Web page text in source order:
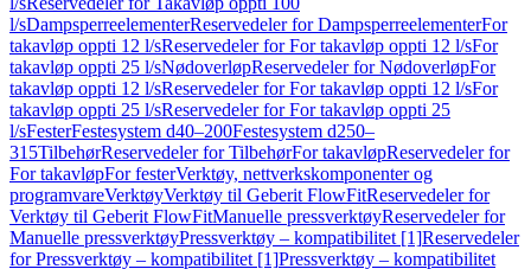
l/sDampsperreelementerReservedeler for DampsperreelementerFor
takavløp oppti 12 l/sReservedeler for For takavløp oppti 12 l/sFor
takavløp oppti 25 l/sNødoverløpReservedeler for NødoverløpFor
takavløp oppti 12 l/sReservedeler for For takavløp oppti 12 l/sFor
takavløp oppti 25 l/sReservedeler for For takavløp oppti 25
l/sFesterFestesystem d40–200Festesystem d250–
315TilbehørReservedeler for TilbehørFor takavløpReservedeler for
For takavløpFor festerVerktøy, nettverkskomponenter og
programvareVerktøyVerktøy til Geberit FlowFitReservedeler for
Verktøy til Geberit FlowFitManuelle pressverktøyReservedeler for
Manuelle pressverktøyPressverktøy – kompatibilitet [1]Reservedeler
for Pressverktøy – kompatibilitet [1]Pressverktøy – kompatibilitet